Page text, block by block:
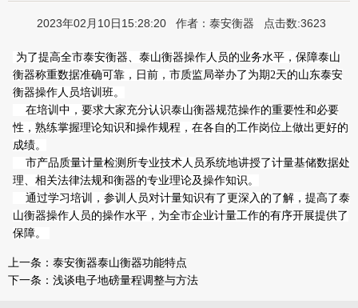
2023年02月10日15:28:20 作者：泰安衡器 点击数:3623
为了提高全市泰安衡器、泰山衡器操作人员的业务水平，保障泰山
衡器称重数据准确可靠，日前，市质监局举办了为期2天的山东泰安
衡器操作人员培训班。
在培训中，要求大家充分认识泰山衡器规范操作的重要性和必要
性，熟练掌握理论知识和操作规程，在各自的工作岗位上做出更好的
成绩。
市产品质量计量检测所专业技术人员系统地讲授了计量基储数据处
理、相关法律法规和衡器的专业理论及操作知识。
通过学习培训，参训人员对计量知识有了更深入的了解，提高了泰
山衡器操作人员的操作水平，为全市企业计量工作的有序开展提供了
保障。
上一条： 泰安衡器泰山衡器功能特点
下一条： 浅谈电子地磅量程调整与方法